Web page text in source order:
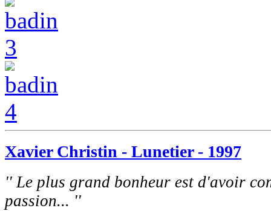
Xavier Christin - Lunetier - 1997
'' Le plus grand bonheur est d'avoir
passion... ''